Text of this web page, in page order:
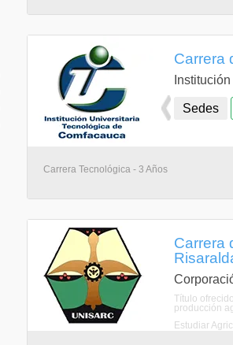
Carrera
Sedes
Carrera Tecnológica - 3 Años
Carrera
Título
producción
Estudiar